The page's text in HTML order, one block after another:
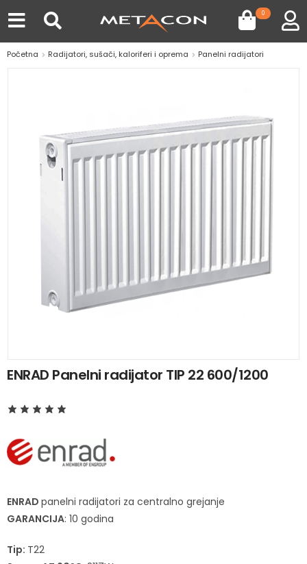
0
Početna Radijatori, sušači, kaloriferi i oprema Panelni radijatori
ENRAD Panelni radijator TIP 22 600/1200
ENRAD panelni radijatori za centralno grejanje
GARANCIJA: 10 godina
Tip: T22